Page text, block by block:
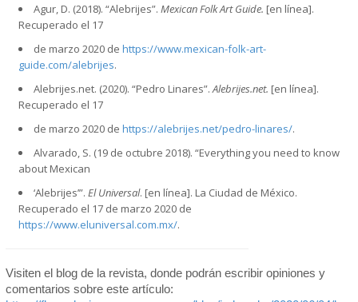
Agur, D. (2018). “Alebrijes”. Mexican Folk Art Guide. [en línea].
Recuperado el 17
de marzo 2020 de https://www.mexican-folk-art-
guide.com/alebrijes.
Alebrijes.net. (2020). “Pedro Linares”.Alebrijes.net. [en línea].
Recuperado el 17
de marzo 2020 de https://alebrijes.net/pedro-linares/.
Alvarado, S. (19 de octubre 2018). “Everything you need to know
about Mexican
‘Alebrijes’”. El Universal. [en línea]. La Ciudad de México.
Recuperado el 17 de marzo 2020 de
https://www.eluniversal.com.mx/.
Visiten el blog de la revista, donde podrán escribir opiniones y
comentarios sobre este artículo: